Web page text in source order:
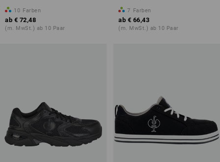
10 Farben
ab € 72,48
(m. MwSt.) ab 10 Paar
7 Farben
ab € 66,43
(m. MwSt.) ab 10 Paar